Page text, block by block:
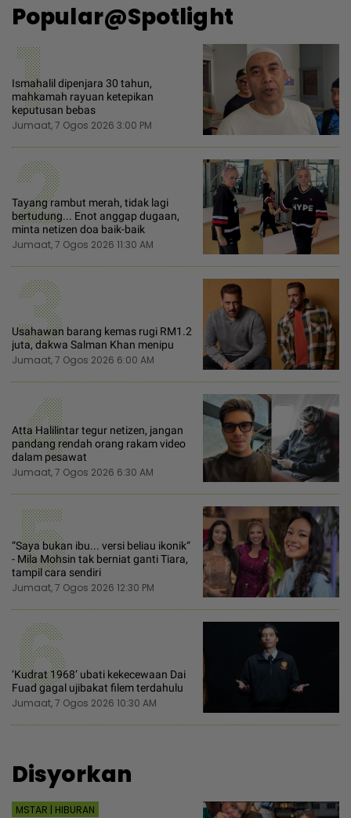
Popular@Spotlight
1
Ismahalil dipenjara 30 tahun,
mahkamah rayuan ketepikan
keputusan bebas
Jumaat, 7 Ogos 2026 3:00 PM
2
Tayang rambut merah, tidak lagi
bertudung... Enot anggap dugaan,
minta netizen doa baik-baik
Jumaat, 7 Ogos 2026 11:30 AM
3
Usahawan barang kemas rugi RM1.2
juta, dakwa Salman Khan menipu
Jumaat, 7 Ogos 2026 6:00 AM
4
Atta Halilintar tegur netizen, jangan
pandang rendah orang rakam video
dalam pesawat
Jumaat, 7 Ogos 2026 6:30 AM
5
“Saya bukan ibu... versi beliau ikonik“
- Mila Mohsin tak berniat ganti Tiara,
tampil cara sendiri
Jumaat, 7 Ogos 2026 12:30 PM
6
‘Kudrat 1968‘ ubati kekecewaan Dai
Fuad gagal ujibakat filem terdahulu
Jumaat, 7 Ogos 2026 10:30 AM
Disyorkan
MSTAR | HIBURAN